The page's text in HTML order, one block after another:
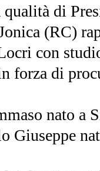
di
(RC)
con
forza di
nato a
Giuseppe